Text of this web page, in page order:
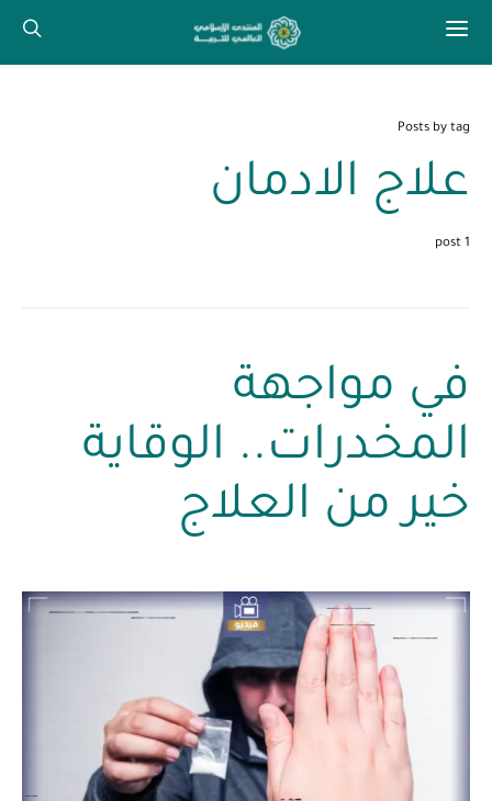
Posts by tag
علاج الادمان
1 post
في مواجهة
المخدرات.. الوقاية
خير من العلاج